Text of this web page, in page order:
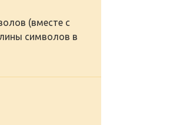
(вместе с
символов в